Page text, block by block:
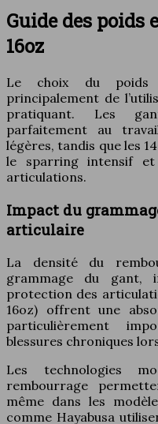
Guide des poids
16oz
Le choix du poids
principalement de
pratiquant. Les
parfaitement au
légères, tandis que les
le sparring intensif
articulations.
Impact du
articulaire
La densité du
grammage du gant,
protection des
16oz) offrent une
particulièrement
blessures chroniques
Les technologies
rembourrage
même dans les
comme Hayabusa